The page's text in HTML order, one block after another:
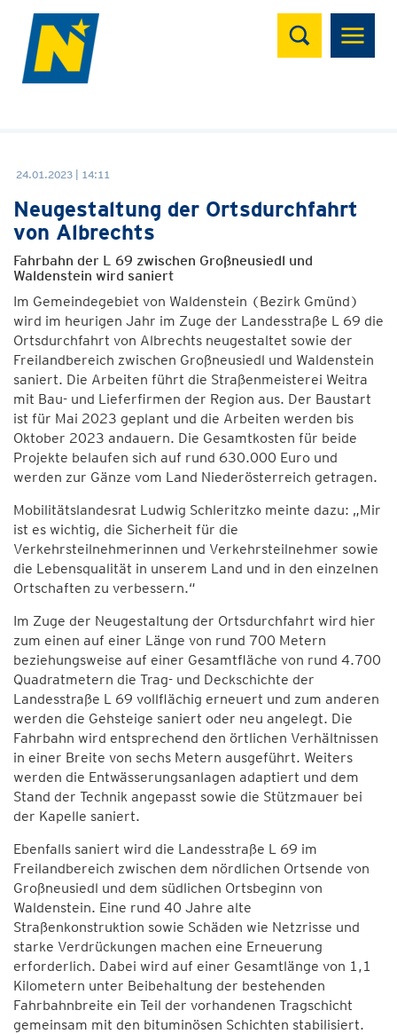
Suchen
24.01.2023 | 14:11
Neugestaltung der Ortsdurchfahrt
von Albrechts
Fahrbahn der L 69 zwischen Großneusiedl und
Waldenstein wird saniert
Im Gemeindegebiet von Waldenstein (Bezirk Gmünd)
wird im heurigen Jahr im Zuge der Landesstraße L 69 die
Ortsdurchfahrt von Albrechts neugestaltet sowie der
Freilandbereich zwischen Großneusiedl und Waldenstein
saniert. Die Arbeiten führt die Straßenmeisterei Weitra
mit Bau- und Lieferfirmen der Region aus. Der Baustart
ist für Mai 2023 geplant und die Arbeiten werden bis
Oktober 2023 andauern. Die Gesamtkosten für beide
Projekte belaufen sich auf rund 630.000 Euro und
werden zur Gänze vom Land Niederösterreich getragen.
Mobilitätslandesrat Ludwig Schleritzko meinte dazu: „Mir
ist es wichtig, die Sicherheit für die
Verkehrsteilnehmerinnen und Verkehrsteilnehmer sowie
die Lebensqualität in unserem Land und in den einzelnen
Ortschaften zu verbessern.“
Im Zuge der Neugestaltung der Ortsdurchfahrt wird hier
zum einen auf einer Länge von rund 700 Metern
beziehungsweise auf einer Gesamtfläche von rund 4.700
Quadratmetern die Trag- und Deckschichte der
Landesstraße L 69 vollflächig erneuert und zum anderen
werden die Gehsteige saniert oder neu angelegt. Die
Fahrbahn wird entsprechend den örtlichen Verhältnissen
in einer Breite von sechs Metern ausgeführt. Weiters
werden die Entwässerungsanlagen adaptiert und dem
Stand der Technik angepasst sowie die Stützmauer bei
der Kapelle saniert.
Ebenfalls saniert wird die Landesstraße L 69 im
Freilandbereich zwischen dem nördlichen Ortsende von
Großneusiedl und dem südlichen Ortsbeginn von
Waldenstein. Eine rund 40 Jahre alte
Straßenkonstruktion sowie Schäden wie Netzrisse und
starke Verdrückungen machen eine Erneuerung
erforderlich. Dabei wird auf einer Gesamtlänge von 1,1
Kilometern unter Beibehaltung der bestehenden
Fahrbahnbreite ein Teil der vorhandenen Tragschicht
gemeinsam mit den bituminösen Schichten stabilisiert.